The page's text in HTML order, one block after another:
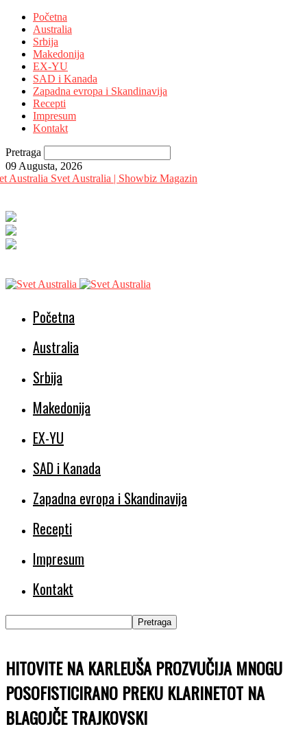
Početna
Australia
Srbija
Makedonija
EX-YU
SAD i Kanada
Zapadna evropa i Skandinavija
Recepti
Impresum
Kontakt
Pretraga
09 Augusta, 2026
Svet Australia | Showbiz Magazin
Početna
Australia
Srbija
Makedonija
EX-YU
SAD i Kanada
Zapadna evropa i Skandinavija
Recepti
Impresum
Kontakt
HITOVITE NA KARLEUŠA PROZVUČIJA MNOGU
POSOFISTICIRANO PREKU KLARINETOT NA
BLAGOJČE TRAJKOVSKI